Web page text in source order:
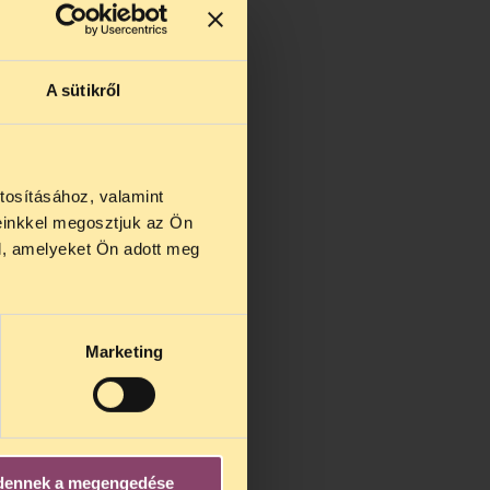
A sütikről
valamint
megosztjuk az Ön
amelyeket Ön adott meg
Marketing
a megengedése
május 5.
27 és
25-én